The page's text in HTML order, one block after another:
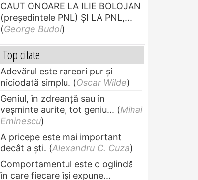
CAUT ONOARE LA ILIE BOLOJAN
(preşedintele PNL) ŞI LA PNL,...
(George Budoi)
Top citate
Adevărul este rareori pur și
niciodată simplu. (Oscar Wilde)
Geniul, în zdreanţă sau în
veşminte aurite, tot geniu... (Mihai
Eminescu)
A pricepe este mai important
decât a ști. (Alexandru C. Cuza)
Comportamentul este o oglindă
în care fiecare își expune...